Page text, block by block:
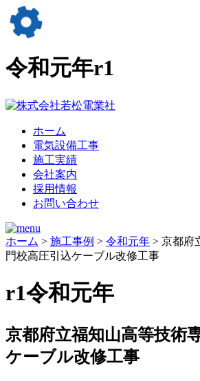
令和元年r1
ホーム
電気設備工事
施工実績
会社案内
採用情報
お問い合わせ
ホーム > 施工事例 > 令和元年 > 京都府
門校高圧引込ケーブル改修工事
r1令和元年
京都府立福知山高等技術
ケーブル改修工事